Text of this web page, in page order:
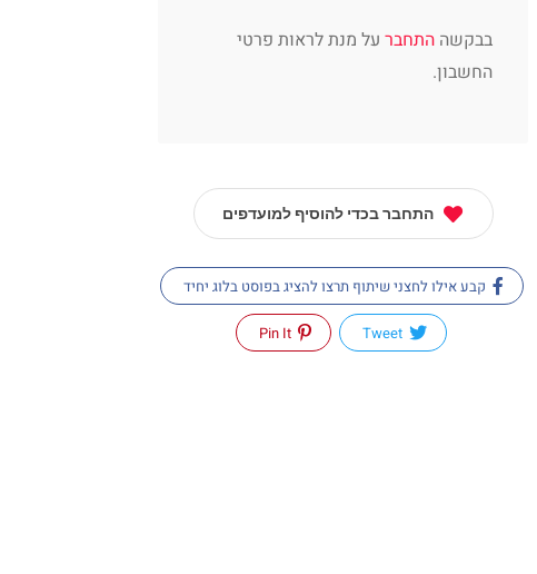
בבקשה התחבר על מנת לראות פרטי
החשבון.
התחבר בכדי להוסיף למועדפים
קבע אילו לחצני שיתוף תרצו להציג בפוסט בלוג יחיד